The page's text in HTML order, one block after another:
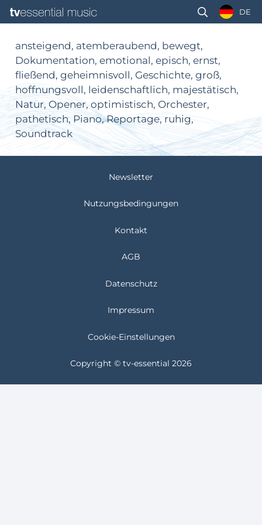
DE
ansteigend, atemberaubend, bewegt,
Dokumentation, emotional, episch, ernst,
fließend, geheimnisvoll, Geschichte, groß,
hoffnungsvoll, leidenschaftlich, majestätisch,
Natur, Opener, optimistisch, Orchester,
pathetisch, Piano, Reportage, ruhig,
Soundtrack
Newsletter
Nutzungsbedingungen
Kontakt
AGB
Datenschutz
Impressum
Cookie-Einstellungen
Copyright © tv-essential 2026